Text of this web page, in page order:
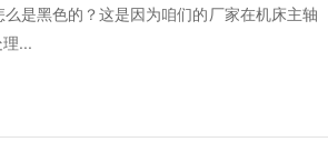
是黑色的？这是因为咱们的厂家在机床主轴
...